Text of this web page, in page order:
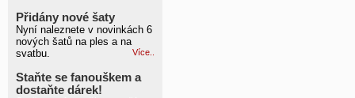
Přidány nové šaty
Nyní naleznete v novinkách 6
nových šatů na ples a na
svatbu.
Více..
Staňte se fanouškem a
dostaňte dárek!